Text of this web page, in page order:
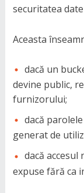
securitatea
Aceasta
dacă un
devine public,
furnizorului;
dacă
generat de
dacă
expuse fără ca